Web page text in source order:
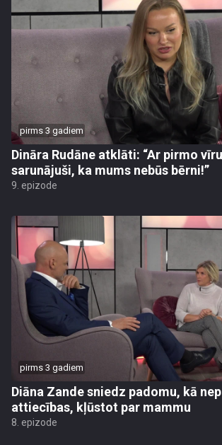
pirms 3 gadiem
Dināra Rudāne atklāti: “Ar pirmo
sarunājuši, ka mums nebūs bērni!”
9. epizode
pirms 3 gadiem
Diāna Zande sniedz padomu, kā
attiecības, kļūstot par mammu
8. epizode